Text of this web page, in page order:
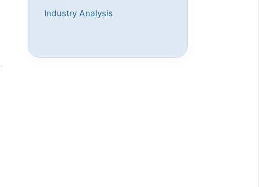
Industry Analysis